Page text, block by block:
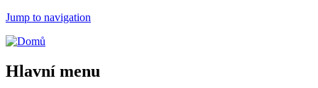
Jump to navigation
Hlavní menu